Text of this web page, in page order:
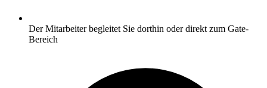
Der Mitarbeiter begleitet Sie dorthin oder direkt zum Gate-
Bereich